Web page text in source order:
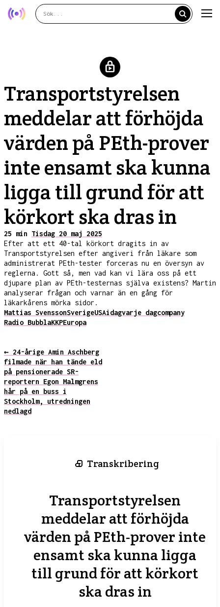
Transportstyrelsen
meddelar att förhöjda
värden på PEth-prover
inte ensamt ska kunna
ligga till grund för att
körkort ska dras in
25 min Tisdag 20 maj 2025
Efter att ett 40-tal körkort dragits in av
Transportstyrelsen efter angiveri från läkare som
administrerat PEth-tester forceras nu en översyn av
reglerna. Gott så, men vad kan vi lära oss på ett
djupare plan av PEth-testernas själva existens? Martin
analyserar frågan och varnar än en gång för
läkarkårens mörka sidor.
Mattias SvenssonSverigeUSAidagvarje dagcompany
Radio BubblaKKPEuropa
← 24-årige Amin Aschberg
filmade när han tände eld
på pensionerade SR-
reportern Egon Malmgrens
hår på en buss i
Stockholm, utredningen
nedlagd
Transkribering
Transportstyrelsen
meddelar att förhöjda
värden på PEth-prover inte
ensamt ska kunna ligga
till grund för att körkort
ska dras in